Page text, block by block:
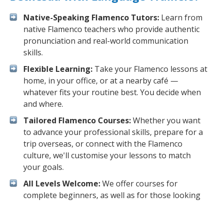
Native-Speaking Flamenco Tutors: Learn from
native Flamenco teachers who provide authentic
pronunciation and real-world communication
skills.
Flexible Learning: Take your Flamenco lessons at
home, in your office, or at a nearby café —
whatever fits your routine best. You decide when
and where.
Tailored Flamenco Courses:Whether you want
to advance your professional skills, prepare for a
trip overseas, or connect with the Flamenco
culture, we'll customise your lessons to match
your goals.
All Levels Welcome:We offer courses for
complete beginners, as well as for those looking